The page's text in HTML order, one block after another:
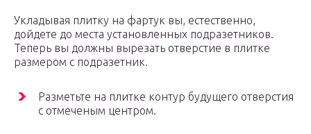
Укладывая плитку на фартук вы, естественно,
дойдете до места установленных подразетников.
Теперь вы должны вырезать отверстие в плитке
размером с подразетник.
Разметьте на плитке контур будущего отверстия
с отмеченым центром.